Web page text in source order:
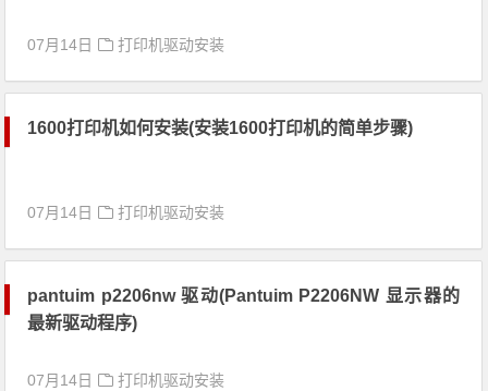
07月14日 打印机驱动安装
1600打印机如何安装(安装1600打印机的简单步骤)
07月14日 打印机驱动安装
pantuim p2206nw 驱动(Pantuim P2206NW 显示器的
最新驱动程序)
07月14日 打印机驱动安装